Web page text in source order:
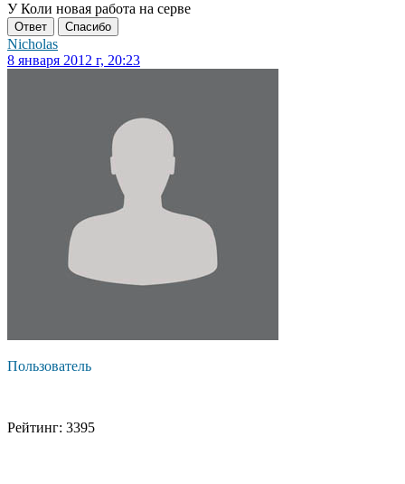
У Коли новая работа на серве
Ответ Спасибо
Nicholas
8 января 2012 г, 20:23
Пользователь
Рейтинг: 3395